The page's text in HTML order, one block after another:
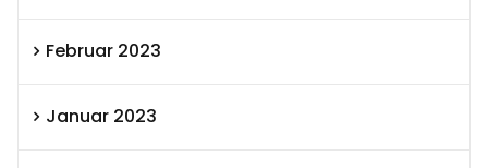
Februar 2023
Januar 2023